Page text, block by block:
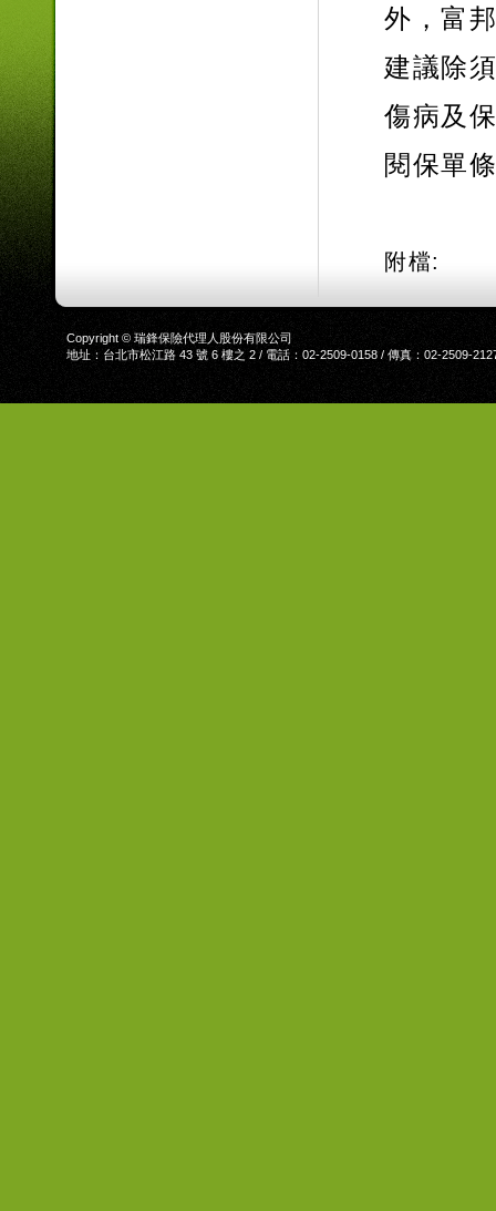
外，富
建議除
傷病及
閱保單
附檔:
Copyright © 瑞鋒保險代理人股份有限公司
地址：台北市松江路 43 號 6 樓之 2 / 電話：02-2509-0158 / 傳真：02-2509-